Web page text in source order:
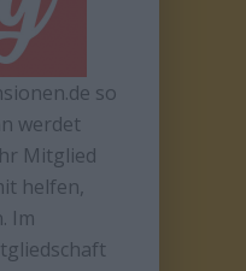
so
werdet
Mitglied
helfen,
Im